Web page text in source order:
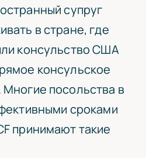
супруг
в стране, где
консульство США
консульское
посольства в
сроками
принимают такие